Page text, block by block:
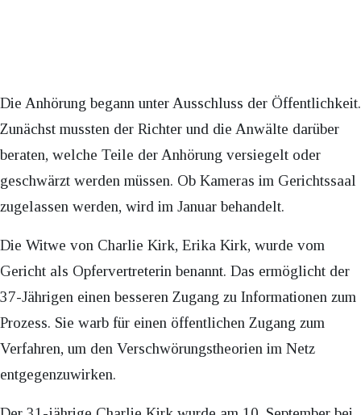
Die Anhörung begann unter Ausschluss der Öffentlichkeit.
Zunächst mussten der Richter und die Anwälte darüber
beraten, welche Teile der Anhörung versiegelt oder
geschwärzt werden müssen. Ob Kameras im Gerichtssaal
zugelassen werden, wird im Januar behandelt.
Die Witwe von Charlie Kirk, Erika Kirk, wurde vom
Gericht als Opfervertreterin benannt. Das ermöglicht der
37-Jährigen einen besseren Zugang zu Informationen zum
Prozess. Sie warb für einen öffentlichen Zugang zum
Verfahren, um den Verschwörungstheorien im Netz
entgegenzuwirken.